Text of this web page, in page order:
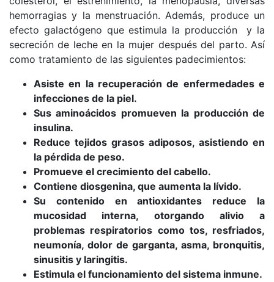
hemorragias y la menstruación. Además, produce un
efecto galactógeno que estimula la producción y la
secreción de leche en la mujer después del parto. Así
como tratamiento de las siguientes padecimientos:
Asiste en la recuperación de enfermedades e
infecciones de la piel.
Sus aminoácidos promueven la producción de
insulina.
Reduce tejidos grasos adiposos, asistiendo en
la pérdida de peso.
Promueve el crecimiento del cabello.
Contiene diosgenina, que aumenta la lívido.
Su contenido en antioxidantes reduce la
mucosidad interna, otorgando alivio a
problemas respiratorios como tos, resfriados,
neumonía, dolor de garganta, asma, bronquitis,
sinusitis y laringitis.
Estimula el funcionamiento del sistema inmune.